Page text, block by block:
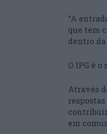
“A
que tem
dentro
O IPG é
Através
em